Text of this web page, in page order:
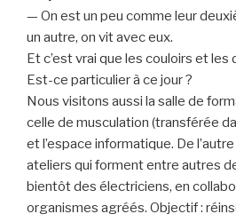
— On est un peu comme leur
un autre, on vit avec eux.
Et c’est vrai que les couloirs et
Est-ce particulier à ce jour ?
Nous visitons aussi la salle de
celle de musculation (transférée
et l’espace informatique. De
ateliers qui forment entre autres
bientôt des électriciens, en
organismes agréés. Objectif :